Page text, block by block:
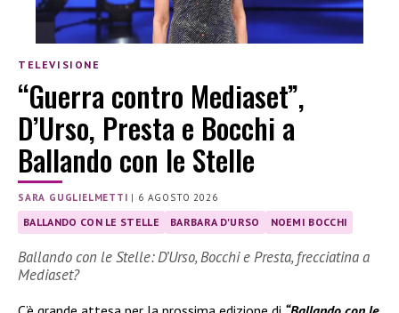
TELEVISIONE
“Guerra contro Mediaset”,
D’Urso, Presta e Bocchi a
Ballando con le Stelle
SARA GUGLIELMETTI | 6 AGOSTO 2026
BALLANDO CON LE STELLE BARBARA D'URSO NOEMI BOCCHI
Ballando con le Stelle: D’Urso, Bocchi e Presta, frecciatina a
Mediaset?